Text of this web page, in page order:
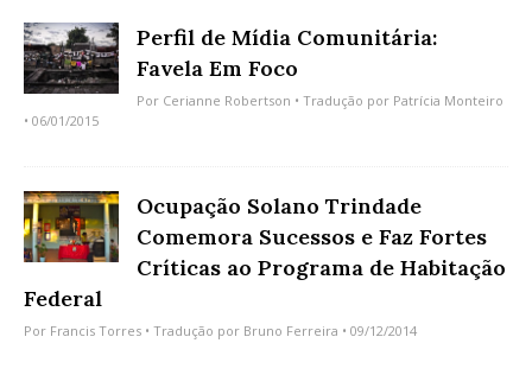
Perfil de Mídia Comunitária:
Favela Em Foco
Por Cerianne Robertson • Tradução por Patrícia Monteiro
• 06/01/2015
Ocupação Solano Trindade
Comemora Sucessos e Faz Fortes
Críticas ao Programa de Habitação
Federal
Por Francis Torres • Tradução por Bruno Ferreira • 09/12/2014